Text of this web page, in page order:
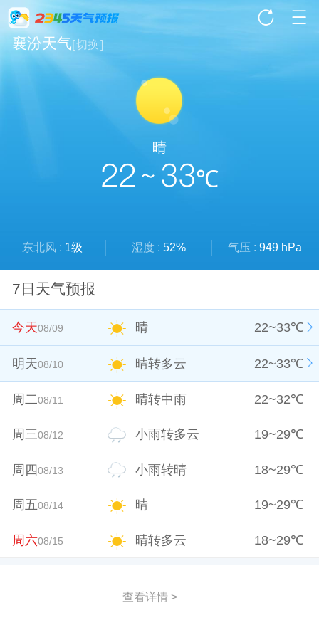
襄汾天气[切换]
晴
22 ~ 33℃
东北风 : 1级 湿度 : 52% 气压 : 949 hPa
7日天气预报
今天08/09 晴 22~33℃
明天08/10 晴转多云 22~33℃
周二08/11 晴转中雨 22~32℃
周三08/12 小雨转多云 19~29℃
周四08/13 小雨转晴 18~29℃
周五08/14 晴 19~29℃
周六08/15 晴转多云 18~29℃
查看详情 >